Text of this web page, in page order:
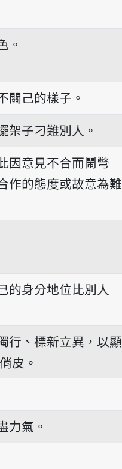
。
關己的樣子。
架子刁難別人。
因意見不合而鬧彆
作的態度或故意為難
的身分地位比別人
行、標新立異，以顯
皮。
力氣。